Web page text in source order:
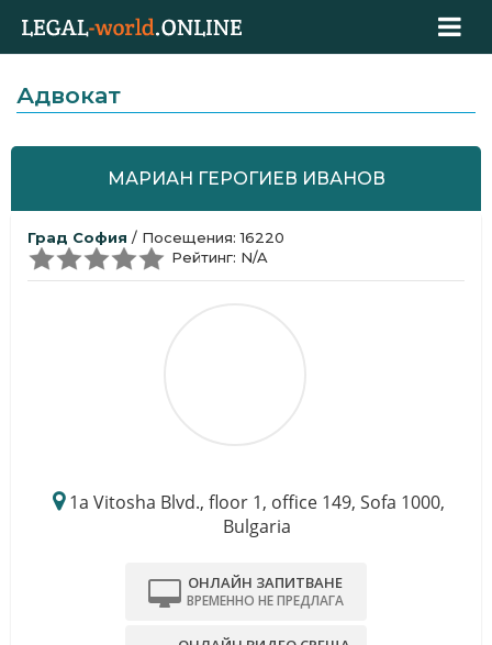
Адвокат
МАРИАН ГЕРОГИЕВ ИВАНОВ
Град София / Посещения: 16220
Рейтинг: N/A
1a Vitosha Blvd., floor 1, office 149, Sofa 1000,
Bulgaria
ОНЛАЙН ЗАПИТВАНЕ
ВРЕМЕННО НЕ ПРЕДЛАГА